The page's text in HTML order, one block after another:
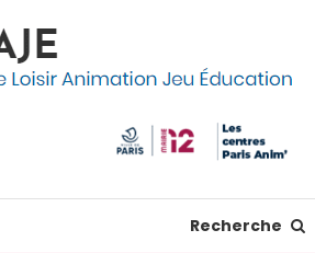
Recherche